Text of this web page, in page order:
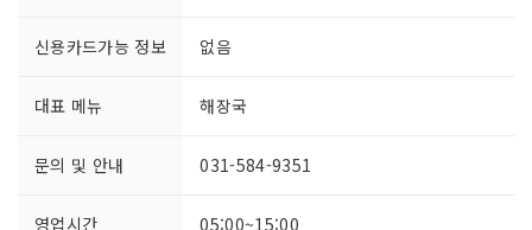
신용카드가능 정보 없음
대표 메뉴 해장국
문의 및 안내 031-584-9351
영업시간 05:00~15:00